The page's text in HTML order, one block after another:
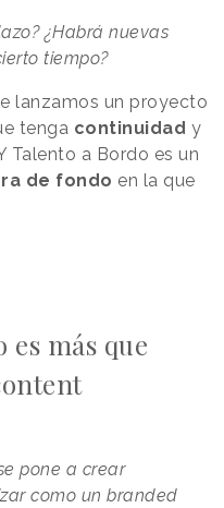
¿Habrá nuevas
tiempo?
lanzamos un proyecto
tenga continuidad y
Talento a Bordo es un
de fondo en la que
es más que
pone a crear
como un branded